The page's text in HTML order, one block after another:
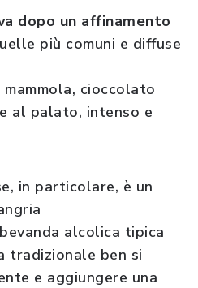
dopo un affinamento
più comuni e diffuse
cioccolato
al palato, intenso e
in particolare, è un
alcolica tipica
tradizionale ben si
e aggiungere una